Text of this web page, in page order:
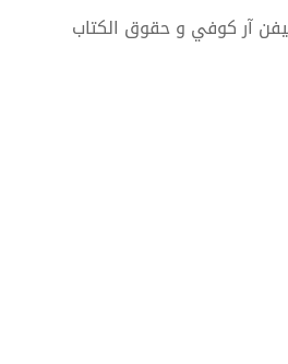
آر كوفي و حقوق الكتاب